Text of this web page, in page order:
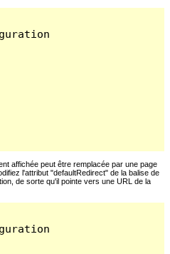
affichée peut être remplacée par une page
l'attribut "defaultRedirect" de la balise de
de sorte qu'il pointe vers une URL de la